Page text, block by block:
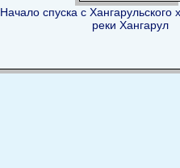
Начало спуска с Хангарульского
реки Хангарул